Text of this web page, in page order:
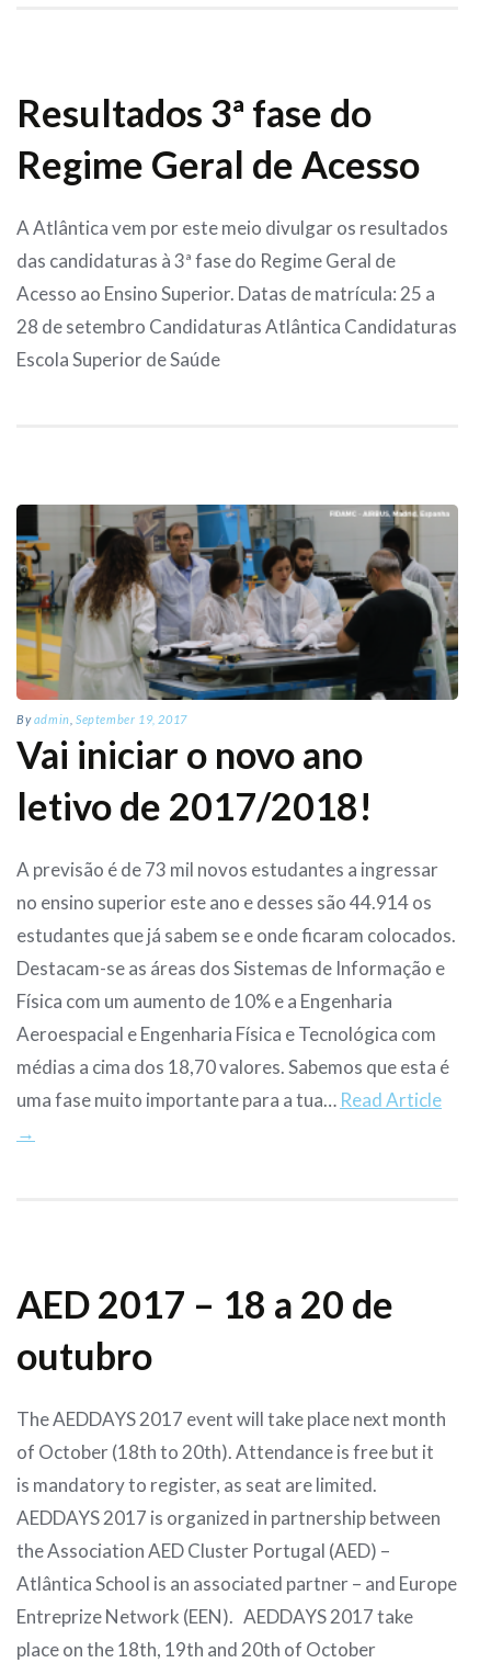
Resultados 3ª fase do
Regime Geral de Acesso
A Atlântica vem por este meio divulgar os resultados
das candidaturas à 3ª fase do Regime Geral de
Acesso ao Ensino Superior. Datas de matrícula: 25 a
28 de setembro Candidaturas Atlântica Candidaturas
Escola Superior de Saúde
Byadmin ,September 19, 2017
Vai iniciar o novo ano
letivo de 2017/2018!
A previsão é de 73 mil novos estudantes a ingressar
no ensino superior este ano e desses são 44.914 os
estudantes que já sabem se e onde ficaram colocados.
Destacam-se as áreas dos Sistemas de Informação e
Física com um aumento de 10% e a Engenharia
Aeroespacial e Engenharia Física e Tecnológica com
médias a cima dos 18,70 valores. Sabemos que esta é
uma fase muito importante para a tua… Read Article
→
AED 2017 – 18 a 20 de
outubro
The AEDDAYS 2017 event will take place next month
of October (18th to 20th). Attendance is free but it
is mandatory to register, as seat are limited.
AEDDAYS 2017 is organized in partnership between
the Association AED Cluster Portugal (AED) –
Atlântica School is an associated partner – and Europe
Entreprize Network (EEN). AEDDAYS 2017 take
place on the 18th, 19th and 20th of October